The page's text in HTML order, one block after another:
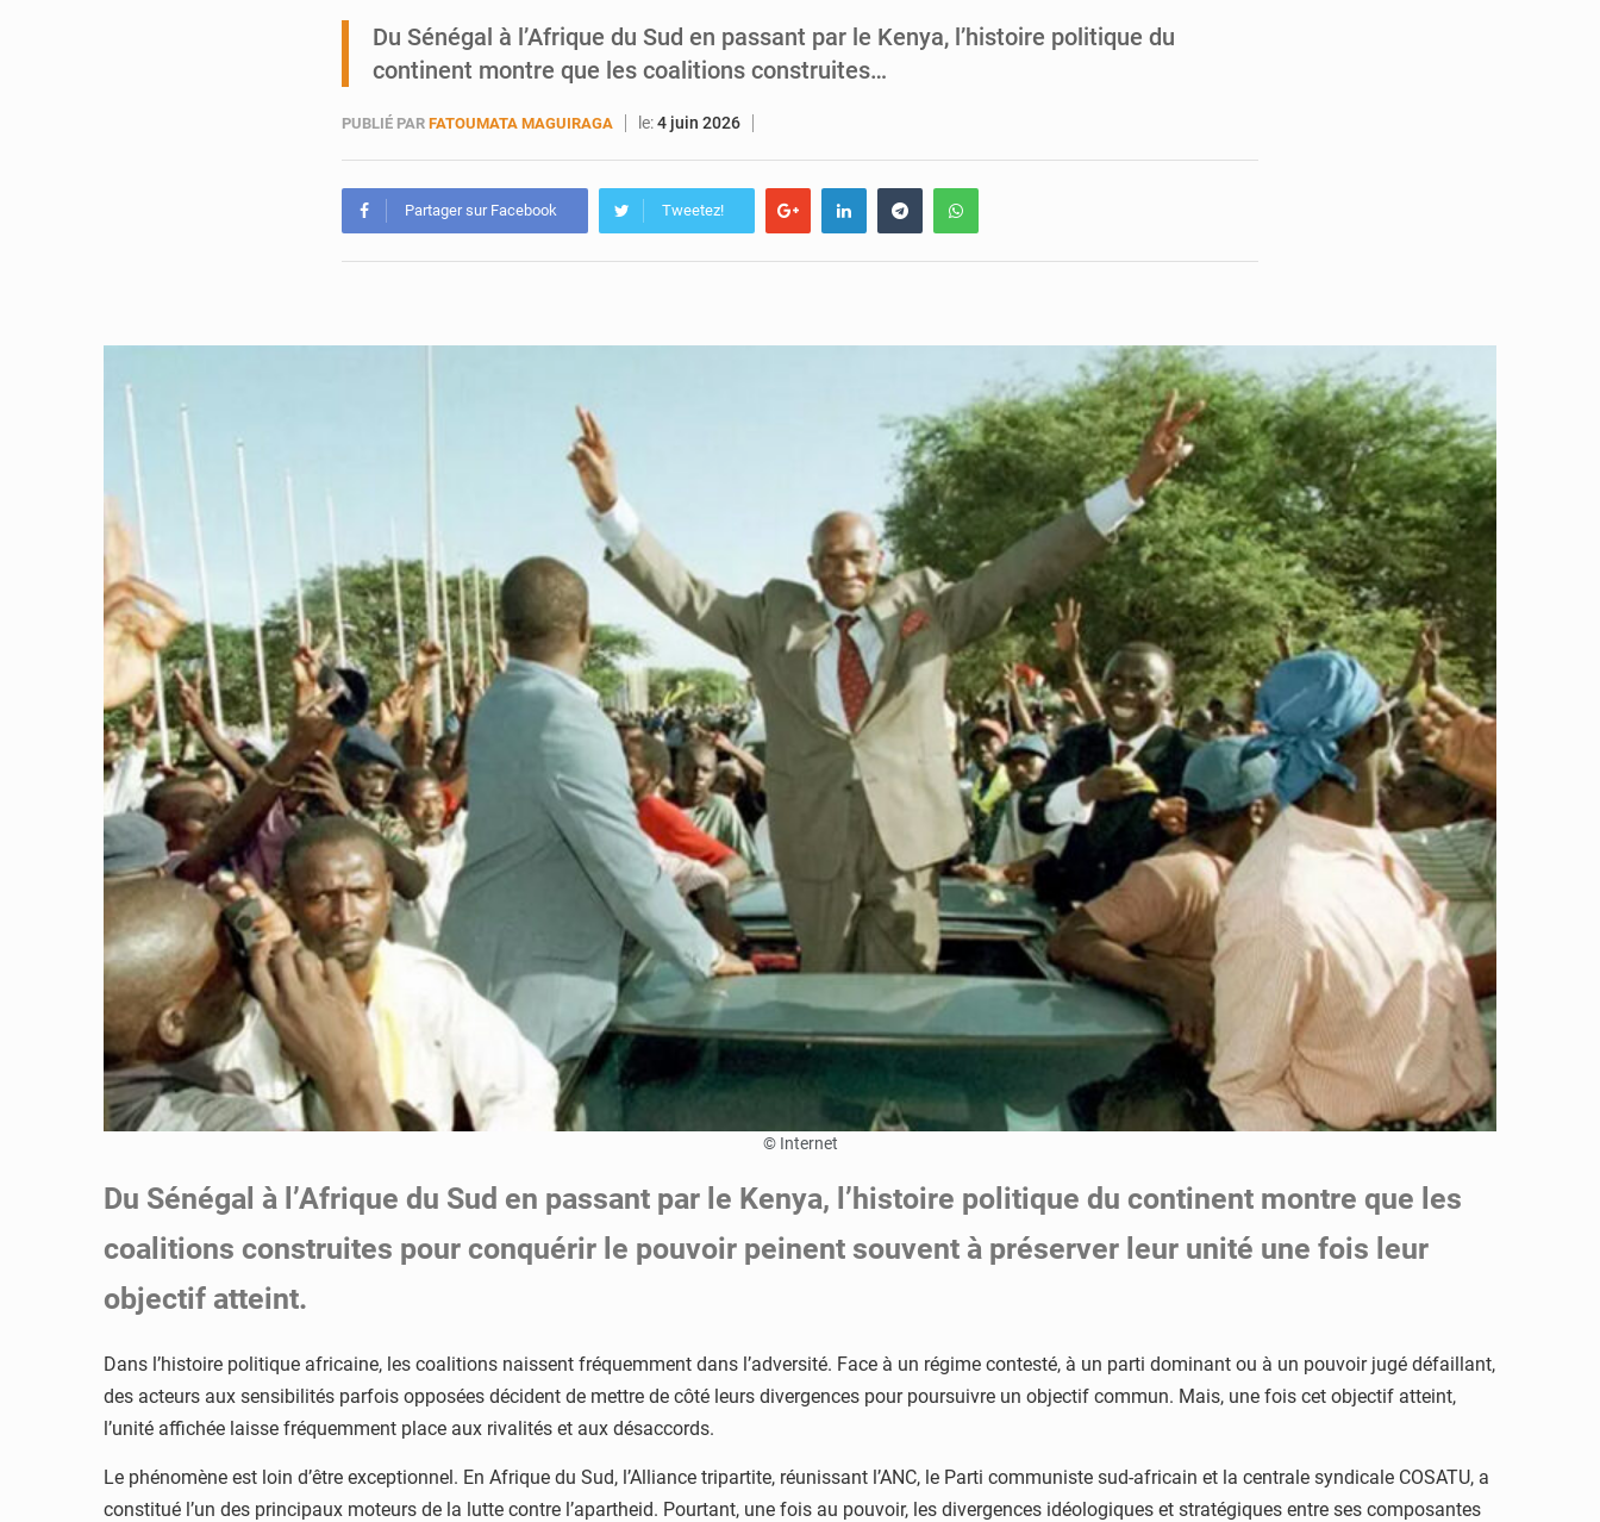
Du Sénégal à l’Afrique du Sud en passant par le Kenya, l’histoire politique du
continent montre que les coalitions construites…
PUBLIÉ PAR FATOUMATA MAGUIRAGA le:4 juin 2026
Partager sur Facebook Tweetez!
© Internet
Du Sénégal à l’Afrique du Sud en passant par le Kenya, l’histoire politique du continent montre que les
coalitions construites pour conquérir le pouvoir peinent souvent à préserver leur unité une fois leur
objectif atteint.
Dans l’histoire politique africaine, les coalitions naissent fréquemment dans l’adversité. Face à un régime contesté, à un parti dominant ou à un pouvoir jugé défaillant,
des acteurs aux sensibilités parfois opposées décident de mettre de côté leurs divergences pour poursuivre un objectif commun. Mais, une fois cet objectif atteint,
l’unité affichée laisse fréquemment place aux rivalités et aux désaccords.
Le phénomène est loin d’être exceptionnel. En Afrique du Sud, l’Alliance tripartite, réunissant l’ANC, le Parti communiste sud-africain et la centrale syndicale COSATU, a
constitué l’un des principaux moteurs de la lutte contre l’apartheid. Pourtant, une fois au pouvoir, les divergences idéologiques et stratégiques entre ses composantes